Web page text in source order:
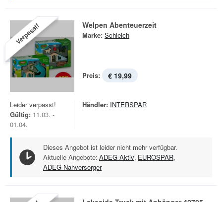
Verpasst! Welpen Abenteuerzeit
Marke: Schleich
Preis: € 19,99
Leider verpasst!
Gültig: 11.03. -
01.04.
Händler: INTERSPAR
Dieses Angebot ist leider nicht mehr verfügbar.
Aktuelle Angebote: ADEG Aktiv, EUROSPAR,
ADEG Nahversorger